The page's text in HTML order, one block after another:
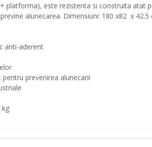
platforma), este rezistenta si construita atat
alunecarea. Dimensiuni: 180 x82 x 42.5
anti-aderent
prevenirea alunecarii
kg